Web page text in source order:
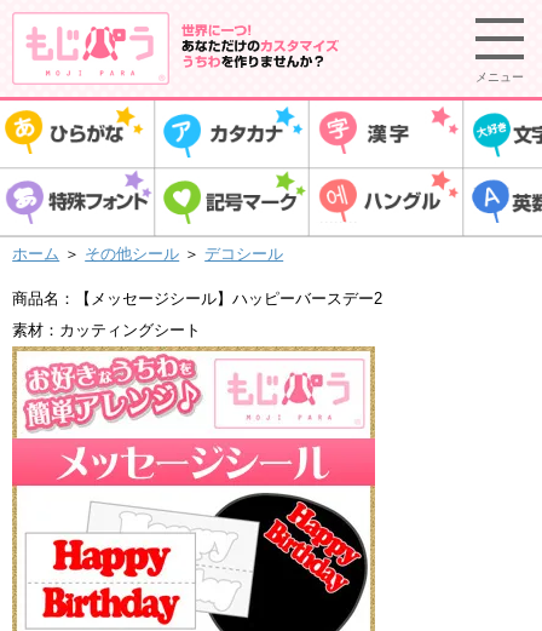
メニュー
ホーム ＞ その他シール ＞ デコシール
商品名：【メッセージシール】ハッピーバースデー2
素材：カッティングシート